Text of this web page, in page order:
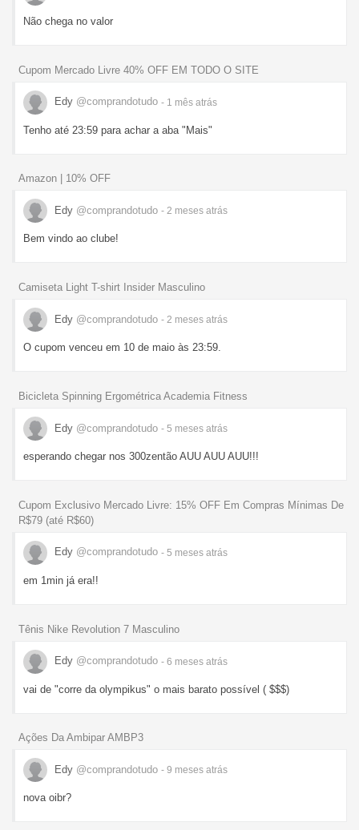
Não chega no valor
Cupom Mercado Livre 40% OFF EM TODO O SITE
Edy @comprandotudo - 1 mês atrás
Tenho até 23:59 para achar a aba "Mais"
Amazon | 10% OFF
Edy @comprandotudo - 2 meses atrás
Bem vindo ao clube!
Camiseta Light T-shirt Insider Masculino
Edy @comprandotudo - 2 meses atrás
O cupom venceu em 10 de maio às 23:59.
Bicicleta Spinning Ergométrica Academia Fitness
Edy @comprandotudo - 5 meses atrás
esperando chegar nos 300zentão AUU AUU AUU!!!
Cupom Exclusivo Mercado Livre: 15% OFF Em Compras Mínimas De
R$79 (até R$60)
Edy @comprandotudo - 5 meses atrás
em 1min já era!!
Tênis Nike Revolution 7 Masculino
Edy @comprandotudo - 6 meses atrás
vai de "corre da olympikus" o mais barato possível ( $$$)
Ações Da Ambipar AMBP3
Edy @comprandotudo - 9 meses atrás
nova oibr?